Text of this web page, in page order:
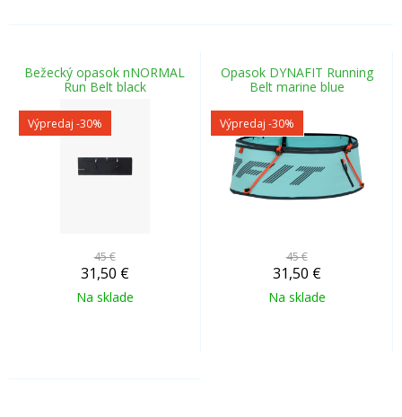
Bežecký opasok nNORMAL
Run Belt black
Výpredaj -30%
45 €
31,50 €
Na sklade
Opasok DYNAFIT Running
Belt marine blue
Výpredaj -30%
45 €
31,50 €
Na sklade